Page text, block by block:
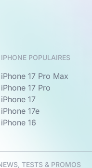
IPHONE POPULAIRES
iPhone 17 Pro Max
iPhone 17 Pro
iPhone 17
iPhone 17e
iPhone 16
TESTS & PROMOS